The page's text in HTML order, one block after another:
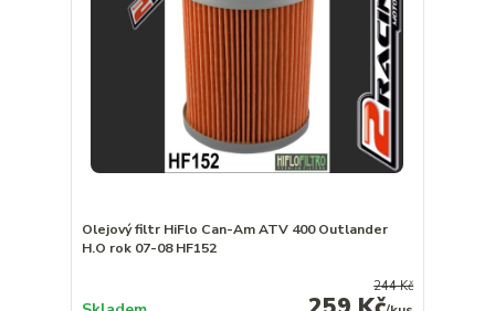
Olejový filtr HiFlo Can-Am ATV 400 Outlander
H.O rok 07-08 HF152
244 Kč